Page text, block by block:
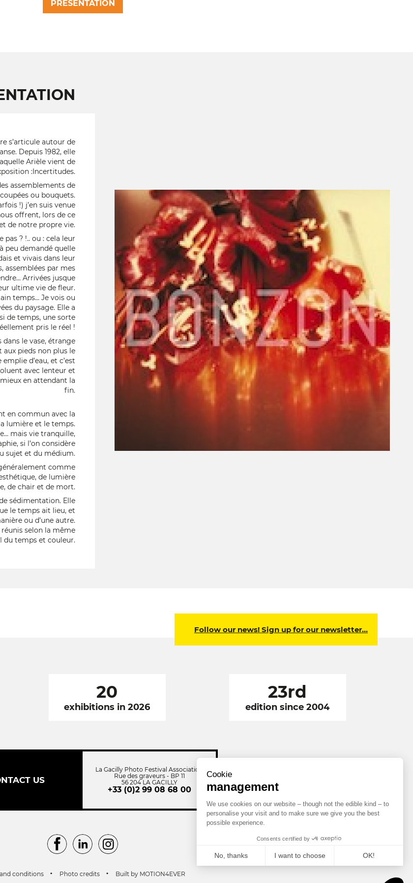
Cookie
management
We use cookies on our website –
though not the edible kind – to personalise your visit and to make
sure we give you the best possible experience.
Consents certified by
No, thanks I want to choose
OK!
PRESENTATION
s’articule autour de
Depuis 1982, elle
Arièle vient de
:Incertitudes.
assemblements de
ou bouquets.
!) j’en suis venue
offrent, lors de ce
de notre propre vie.
? !.. ou : cela leur
peu demandé quelle
et vivais dans leur
assemblées par mes
Arrivées jusque
ultime vie de fleur.
temps… Je vois ou
du paysage. Elle a
de temps, une sorte
pris le réel !
dans le vase, étrange
pieds non plus le
d’eau, et c’est
avec lenteur et
en attendant la
fin.
en commun avec la
lumière et le temps.
mais vie tranquille,
si l’on considère
sujet et du médium.
comme
de lumière
de chair et de mort.
sédimentation. Elle
le temps ait lieu, et
ou d’une autre.
selon la même
du temps et couleur.
Follow our news! Sign up for our newsletter…
20
exhibitions in 2026
23rd
edition since 2004
US
La Gacilly Photo Festival Association
Rue des graveurs - BP 11
56 204 LA GACILLY
+33 (0)2 99 08 68 00
FacebookLinkedInInstagram
conditions Photo credits Built by MOTION4EVER